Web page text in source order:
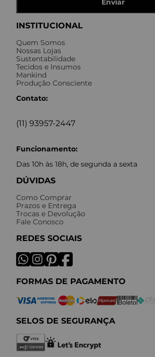
INSTITUCIONAL
Quem Somos
Nossas Lojas
Sustentabilidade
Tecidos e Insumos
Mankind
Produção Consciente
Contato:
(11) 93957-2447
Funcionamento:
Das 10h às 18h, de segunda a sexta
DÚVIDAS
Como Comprar
Prazos e Entrega
Trocas e Devolução
Fale Conosco
REDES SOCIAIS
FORMAS DE PAGAMENTO
SELOS DE SEGURANÇA
Enviar